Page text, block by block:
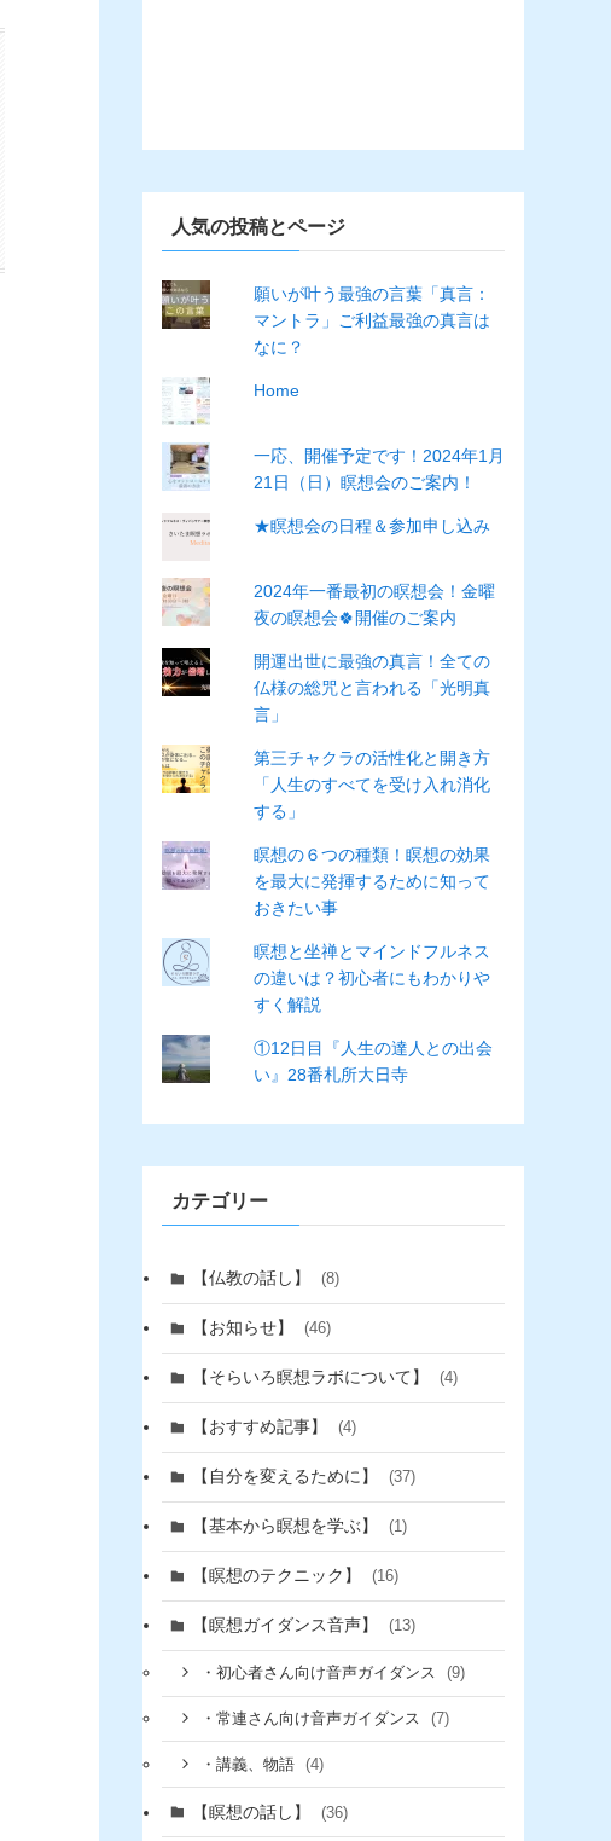
人気の投稿とページ
願いが叶う最強の言葉「真言：
マントラ」ご利益最強の真言は
なに？
Home
一応、開催予定です！2024年1月
21日（日）瞑想会のご案内！
★瞑想会の日程＆参加申し込み
2024年一番最初の瞑想会！金曜
夜の瞑想会🍀開催のご案内
開運出世に最強の真言！全ての
仏様の総咒と言われる「光明真
言」
第三チャクラの活性化と開き方
「人生のすべてを受け入れ消化
する」
瞑想の６つの種類！瞑想の効果
を最大に発揮するために知って
おきたい事
瞑想と坐禅とマインドフルネス
の違いは？初心者にもわかりや
すく解説
①12日目『人生の達人との出会
い』28番札所大日寺
カテゴリー
【仏教の話し】 (8)
【お知らせ】 (46)
【そらいろ瞑想ラボについて】 (4)
【おすすめ記事】 (4)
【自分を変えるために】 (37)
【基本から瞑想を学ぶ】 (1)
【瞑想のテクニック】 (16)
【瞑想ガイダンス音声】 (13)
・初心者さん向け音声ガイダンス (9)
・常連さん向け音声ガイダンス (7)
・講義、物語 (4)
【瞑想の話し】 (36)